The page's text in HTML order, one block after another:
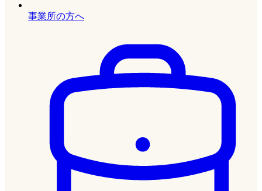
事業所の方へ